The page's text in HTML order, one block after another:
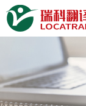
关于全球